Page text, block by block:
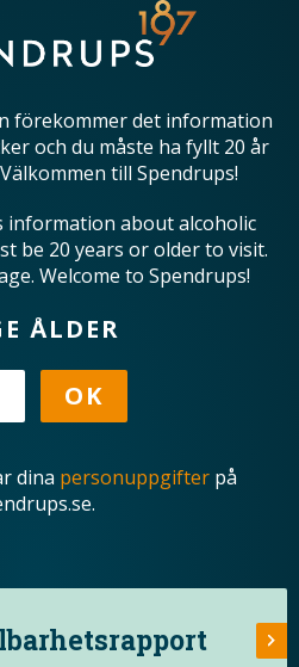
förekommer det information
och du måste ha fyllt 20 år
till Spendrups!
information about alcoholic
be 20 years or older to visit.
Welcome to Spendrups!
ÅLDER
dina personuppgifterpå